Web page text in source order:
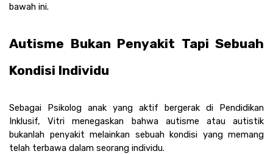
bawah ini.
Autisme Bukan Penyakit Tapi Sebuah
Kondisi Individu
Sebagai Psikolog anak yang aktif bergerak di Pendidikan
Inklusif, Vitri menegaskan bahwa autisme atau autistik
bukanlah penyakit melainkan sebuah kondisi yang memang
telah terbawa dalam seorang individu.